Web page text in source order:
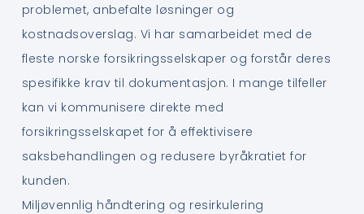
problemet, anbefalte løsninger og
kostnadsoverslag. Vi har samarbeidet med de
fleste norske forsikringsselskaper og forstår deres
spesifikke krav til dokumentasjon. I mange tilfeller
kan vi kommunisere direkte med
forsikringsselskapet for å effektivisere
saksbehandlingen og redusere byråkratiet for
kunden.
Miljøvennlig håndtering og resirkulering